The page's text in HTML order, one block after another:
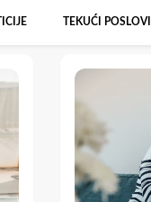
TEKUĆI POSLOVI